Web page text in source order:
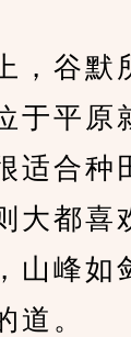
谷默
于平原
适合种
都喜
山峰如
道。